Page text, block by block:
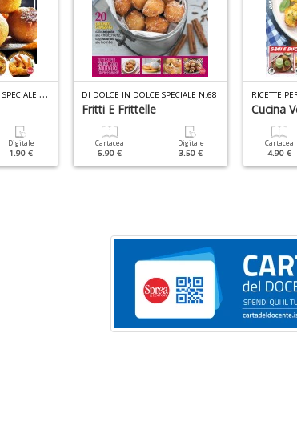
R
ICETTE TRADIZIONALI SPECIALE N.10
Digitale
1.90 €
DI DOLCE IN DOLCE SPECIALE N.68
Fritti E Frittelle
Cartacea
6.90 €
Digitale
3.50 €
Cucina
Cartacea
4.90 €